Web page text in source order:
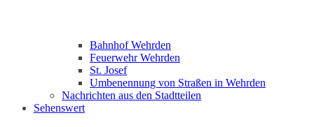
Bahnhof Wehrden
Feuerwehr Wehrden
St. Josef
Umbenennung von Straßen in Wehrden
Nachrichten aus den Stadtteilen
Sehenswert